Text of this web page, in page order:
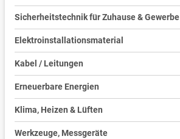
Sicherheitstechnik für Zuhause & Gewerbe
Elektroinstallationsmaterial
Kabel / Leitungen
Erneuerbare Energien
Klima, Heizen & Lüften
Werkzeuge, Messgeräte